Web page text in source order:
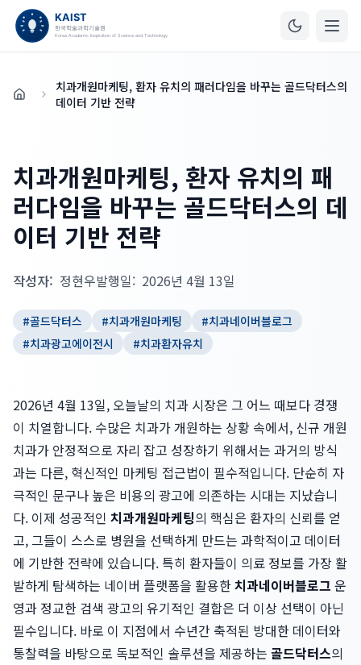
홈
치과개원마케팅, 환자 유치의 패러다임을 바꾸는 골드닥터스의
데이터 기반 전략
치과개원마케팅, 환자 유치의 패
러다임을 바꾸는 골드닥터스의 데
이터 기반 전략
작성자: 정현우발행일: 2026년 4월 13일
#골드닥터스 #치과개원마케팅 #치과네이버블로그
#치과광고에이전시 #치과환자유치
2026년 4월 13일, 오늘날의 치과 시장은 그 어느 때보다 경쟁
이 치열합니다. 수많은 치과가 개원하는 상황 속에서, 신규 개원
치과가 안정적으로 자리 잡고 성장하기 위해서는 과거의 방식
과는 다른, 혁신적인 마케팅 접근법이 필수적입니다. 단순히 자
극적인 문구나 높은 비용의 광고에 의존하는 시대는 지났습니
다. 이제 성공적인 치과개원마케팅의 핵심은 환자의 신뢰를 얻
고, 그들이 스스로 병원을 선택하게 만드는 과학적이고 데이터
에 기반한 전략에 있습니다. 특히 환자들이 의료 정보를 가장 활
발하게 탐색하는 네이버 플랫폼을 활용한치과네이버블로그 운
영과 정교한 검색 광고의 유기적인 결합은 더 이상 선택이 아닌
필수입니다. 바로 이 지점에서 수년간 축적된 방대한 데이터와
통찰력을 바탕으로 독보적인 솔루션을 제공하는 골드닥터스의